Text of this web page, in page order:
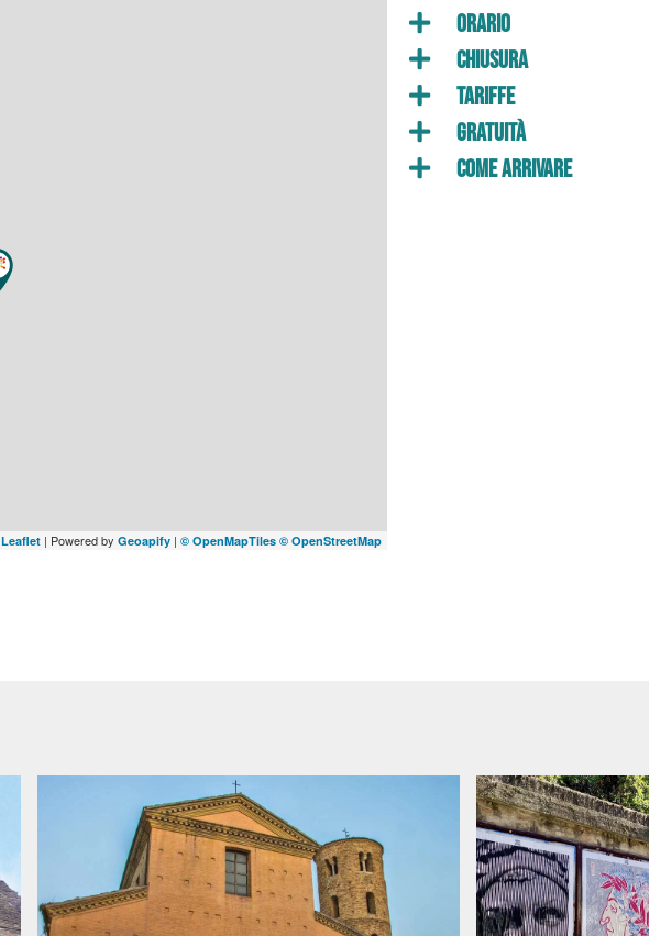
Leaflet| Powered by Geoapify| © OpenMapTiles © OpenStreetMap
Orario
Chiusura
Tariffe
Gratuità
Come Arrivare